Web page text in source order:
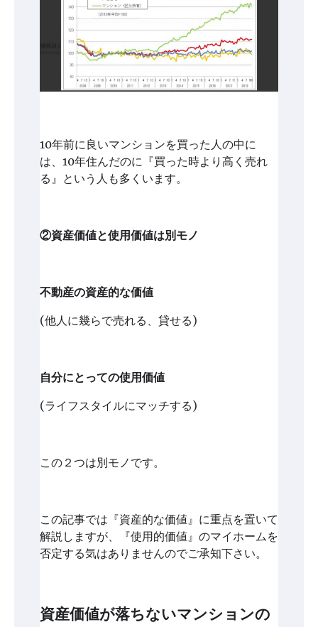
10年前に良いマンションを買った人の中に
は、10年住んだのに『買った時より高く売れ
る』という人も多くいます。
②資産価値と使用価値は別モノ
不動産の資産的な価値
(他人に幾らで売れる、貸せる)
自分にとっての使用価値
(ライフスタイルにマッチする)
この２つは別モノです。
この記事では『資産的な価値』に重点を置いて
解説しますが、『使用的価値』のマイホームを
否定する気はありませんのでご承知下さい。
資産価値が落ちないマンションの